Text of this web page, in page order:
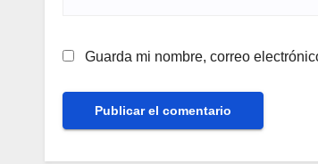
Guarda mi nombre, correo